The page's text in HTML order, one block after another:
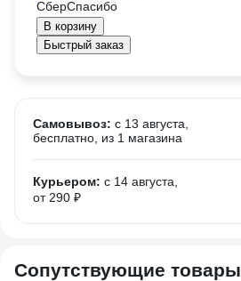
В корзину
Быстрый заказ
Самовывоз: c 13 августа,
бесплатно , из 1 магазина
Курьером: c 14 августа,
от 290 ₽
Сопутствующие товары